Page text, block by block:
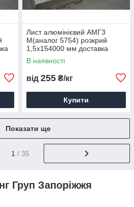
Лист алюмінієвий АМГ3
М(аналог 5754) розкрий
1,5х154000 мм доставка
порізка упаковка
В наявності
від 255 ₴/кг
Купити
Показати ще
1 / 35
Груп Запоріжжя